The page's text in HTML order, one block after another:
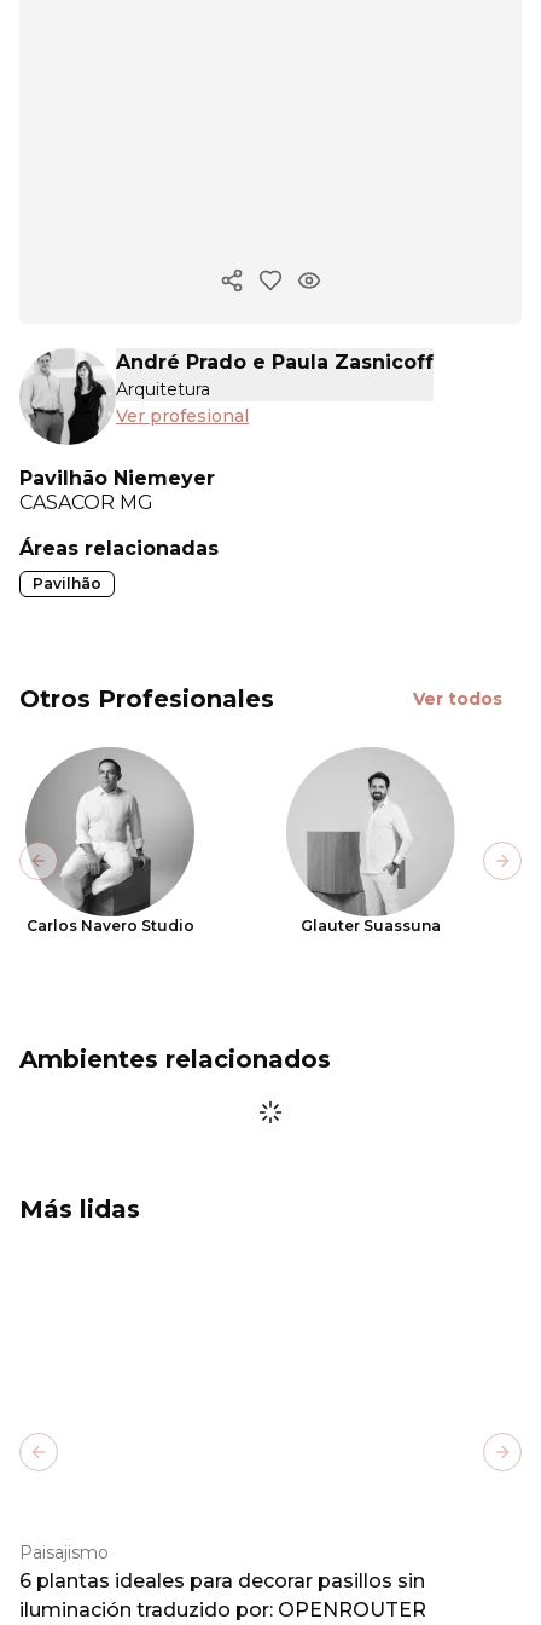
Copiar enlace
André Prado e Paula Zasnicoff
Arquitetura
Ver profesional
Pavilhão Niemeyer
CASACOR MG
Áreas relacionadas
Pavilhão
Otros Profesionales Ver todos
Carlos Navero Studio Glauter Suassuna
Previous slide
Ambientes relacionados
Más lidas
Paisajismo
6 plantas ideales para decorar pasillos sin
iluminación traduzido por: OPENROUTER
Previous slide